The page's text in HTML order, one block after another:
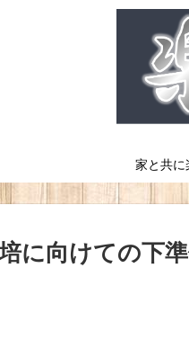
家と共に
に向けての下